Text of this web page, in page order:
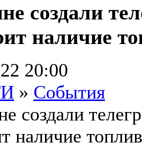
создали
наличие
20:00
» События